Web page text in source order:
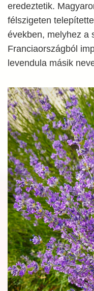
eredeztetik.
félszigeten
években, melyhez a
Franciaországból
levendula másik